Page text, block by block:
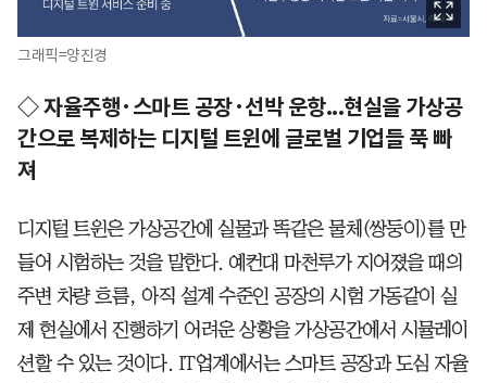
그래픽=양진경
◇ 자율주행·스마트 공장·선박 운항...현실을 가상공
간으로 복제하는 디지털 트윈에 글로벌 기업들 푹 빠
져
디지털 트윈은 가상공간에 실물과 똑같은 물체(쌍둥이)를 만
들어 시험하는 것을 말한다. 예컨대 마천루가 지어졌을 때의
주변 차량 흐름, 아직 설계 수준인 공장의 시험 가동같이 실
제 현실에서 진행하기 어려운 상황을 가상공간에서 시뮬레이
션할 수 있는 것이다. IT업계에서는 스마트 공장과 도심 자율